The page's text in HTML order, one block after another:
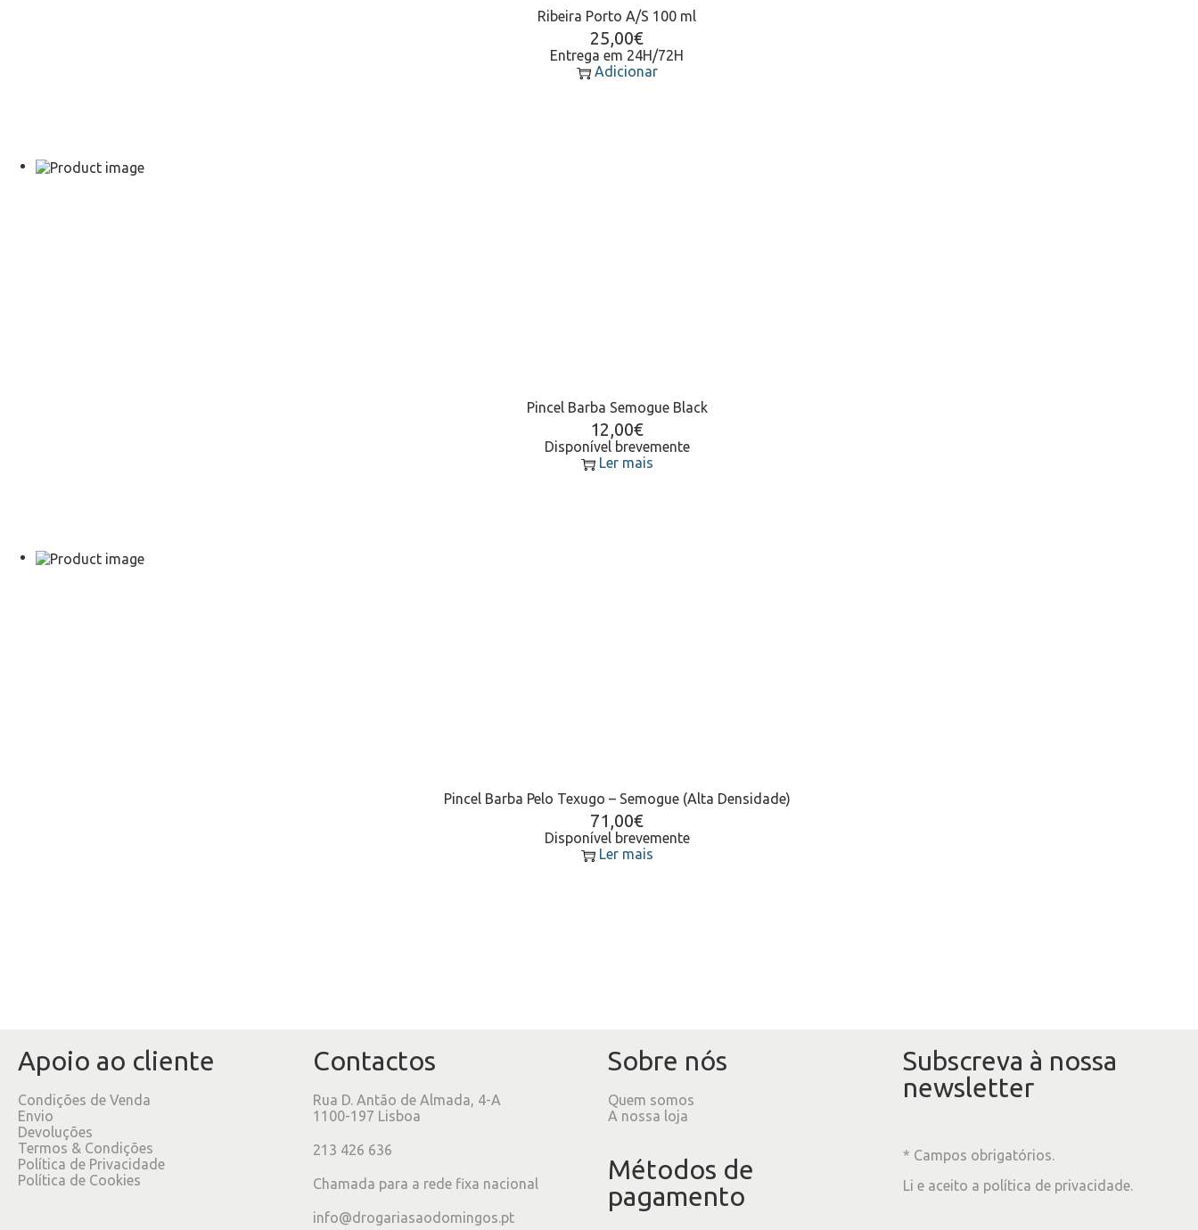
Ribeira Porto A/S 100 ml
25,00€
Entrega em 24H/72H
Adicionar
Pincel Barba Semogue Black
12,00€
Disponível brevemente
Ler mais
Pincel Barba Pelo Texugo – Semogue (Alta Densidade)
71,00€
Disponível brevemente
Ler mais
Apoio ao cliente
Condições de Venda
Envio
Devoluções
Termos & Condições
Política de Privacidade
Política de Cookies
Contactos
Rua D. Antão de Almada, 4-A
1100-197 Lisboa
213 426 636
Chamada para a rede fixa nacional
info@drogariasaodomingos.pt
Sobre nós
Quem somos
A nossa loja
Métodos de
pagamento
Subscreva à nossa
newsletter
* Campos obrigatórios.
Li e aceito a política de privacidade.